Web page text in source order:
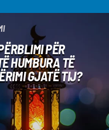
PËR
HUMBURA TË
GJATË TIJ?